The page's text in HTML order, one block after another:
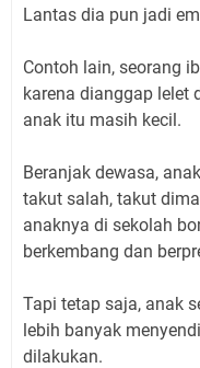
Lantas dia pun jadi
Contoh lain, seorang
karena dianggap lelet
anak itu masih kecil.
Beranjak dewasa,
takut salah, takut
anaknya di sekolah
berkembang dan
Tapi tetap saja, anak
lebih banyak
dilakukan.